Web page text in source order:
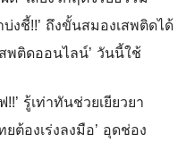
งชี้!!’ ถึงขั้นสมองเสพติดได้
พติดออนไลน์’ วันนี้ใช้
รู้เท่าทันช่วยเยียวยา
ต้องเร่งลงมือ’ อุดช่อง